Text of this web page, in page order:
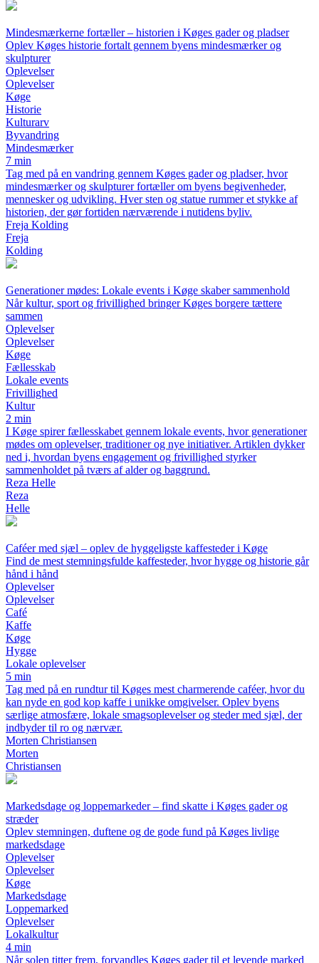
Mindesmærkerne fortæller – historien i Køges gader og pladser
Oplev Køges historie fortalt gennem byens mindesmærker og
skulpturer
Oplevelser
Oplevelser
Køge
Historie
Kulturarv
Byvandring
Mindesmærker
7 min
Tag med på en vandring gennem Køges gader og pladser, hvor
mindesmærker og skulpturer fortæller om byens begivenheder,
mennesker og udvikling. Hver sten og statue rummer et stykke af
historien, der gør fortiden nærværende i nutidens byliv.
Freja Kolding
Freja
Kolding
Generationer mødes: Lokale events i Køge skaber sammenhold
Når kultur, sport og frivillighed bringer Køges borgere tættere
sammen
Oplevelser
Oplevelser
Køge
Fællesskab
Lokale events
Frivillighed
Kultur
2 min
I Køge spirer fællesskabet gennem lokale events, hvor generationer
mødes om oplevelser, traditioner og nye initiativer. Artiklen dykker
ned i, hvordan byens engagement og frivillighed styrker
sammenholdet på tværs af alder og baggrund.
Reza Helle
Reza
Helle
Caféer med sjæl – oplev de hyggeligste kaffesteder i Køge
Find de mest stemningsfulde kaffesteder, hvor hygge og historie går
hånd i hånd
Oplevelser
Oplevelser
Café
Kaffe
Køge
Hygge
Lokale oplevelser
5 min
Tag med på en rundtur til Køges mest charmerende caféer, hvor du
kan nyde en god kop kaffe i unikke omgivelser. Oplev byens
særlige atmosfære, lokale smagsoplevelser og steder med sjæl, der
indbyder til ro og nærvær.
Morten Christiansen
Morten
Christiansen
Markedsdage og loppemarkeder – find skatte i Køges gader og
stræder
Oplev stemningen, duftene og de gode fund på Køges livlige
markedsdage
Oplevelser
Oplevelser
Køge
Markedsdage
Loppemarked
Oplevelser
Lokalkultur
4 min
Når solen titter frem, forvandles Køges gader til et levende marked